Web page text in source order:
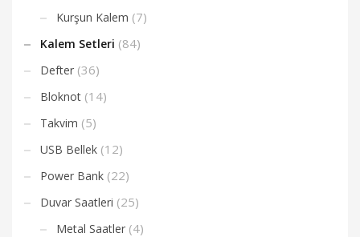
Kurşun Kalem (7)
Kalem Setleri (84)
Defter (36)
Bloknot (14)
Takvim (5)
USB Bellek (12)
Power Bank (22)
Duvar Saatleri (25)
Metal Saatler (4)